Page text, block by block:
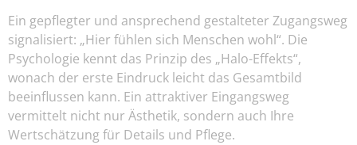
Ein gepflegter und ansprechend gestalteter Zugangsweg
signalisiert: „Hier fühlen sich Menschen wohl“. Die
Psychologie kennt das Prinzip des „Halo-Effekts“,
wonach der erste Eindruck leicht das Gesamtbild
beeinflussen kann. Ein attraktiver Eingangsweg
vermittelt nicht nur Ästhetik, sondern auch Ihre
Wertschätzung für Details und Pflege.